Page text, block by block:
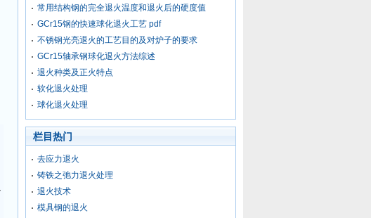
常用结构钢的完全退火温度和退火后的硬度值
GCr15钢的快速球化退火工艺 pdf
不锈钢光亮退火的工艺目的及对炉子的要求
GCr15轴承钢球化退火方法综述
退火种类及正火特点
软化退火处理
球化退火处理
栏目热门
去应力退火
铸铁之弛力退火处理
退火技术
模具钢的退火